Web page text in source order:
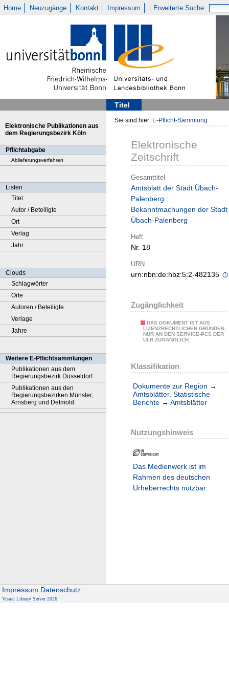
Home Neuzugänge Kontakt Impressum Erweiterte Suche
Titel
Elektronische Publikationen aus
dem Regierungsbezirk Köln
Pflichtabgabe
Ablieferungsverfahren
Listen
Titel
Autor / Beteiligte
Ort
Verlag
Jahr
Clouds
Schlagwörter
Orte
Autoren / Beteiligte
Verlage
Jahre
Weitere E-Pflichtsammlungen
Publikationen aus dem
Regierungsbezirk Düsseldorf
Publikationen aus den
Regierungsbezirken Münster,
Arnsberg und Detmold
Sie sind hier: E-Pflicht-Sammlung
Elektronische
Zeitschrift
Gesamttitel
Amtsblatt der Stadt Übach-
Palenberg :
Bekanntmachungen der Stadt
Übach-Palenberg
Heft
Nr. 18
URN
urn:nbn:de:hbz:5:2-482135
Zugänglichkeit
DAS DOKUMENT IST AUS
LIZENZRECHTLICHEN GRÜNDEN
NUR AN DEN SERVICE-PCS DER
ULB ZUGÄNGLICH.
Klassifikation
Dokumente zur Region →
Amtsblätter. Statistische
Berichte → Amtsblätter
Nutzungshinweis
Das Medienwerk ist im
Rahmen des deutschen
Urheberrechts nutzbar.
Impressum Datenschutz
Visual Library Server 2026